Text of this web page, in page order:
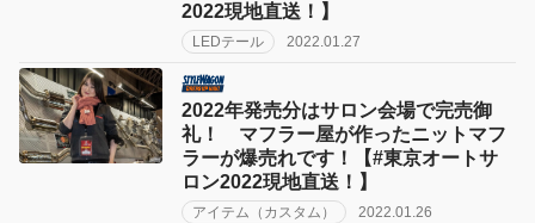
2022現地直送！】
LEDテール 2022.01.27
2022年発売分はサロン会場で完売御
礼！ マフラー屋が作ったニットマフ
ラーが爆売れです！【#東京オートサ
ロン2022現地直送！】
アイテム（カスタム） 2022.01.26